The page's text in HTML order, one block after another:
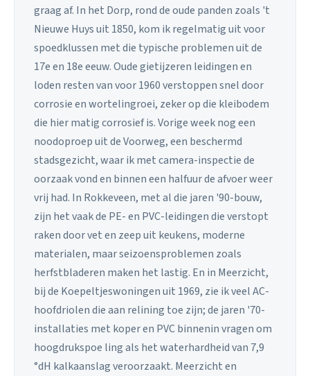
graag af. In het Dorp, rond de oude panden zoals 't
Nieuwe Huys uit 1850, kom ik regelmatig uit voor
spoedklussen met die typische problemen uit de
17e en 18e eeuw. Oude gietijzeren leidingen en
loden resten van voor 1960 verstoppen snel door
corrosie en wortelingroei, zeker op die kleibodem
die hier matig corrosief is. Vorige week nog een
noodoproep uit de Voorweg, een beschermd
stadsgezicht, waar ik met camera-inspectie de
oorzaak vond en binnen een halfuur de afvoer weer
vrij had. In Rokkeveen, met al die jaren '90-bouw,
zijn het vaak de PE- en PVC-leidingen die verstopt
raken door vet en zeep uit keukens, moderne
materialen, maar seizoensproblemen zoals
herfstbladeren maken het lastig. En in Meerzicht,
bij de Koepeltjeswoningen uit 1969, zie ik veel AC-
hoofdriolen die aan relining toe zijn; de jaren '70-
installaties met koper en PVC binnenin vragen om
hoogdrukspoe ling als het waterhardheid van 7,9
°dH kalkaanslag veroorzaakt. Meerzicht en